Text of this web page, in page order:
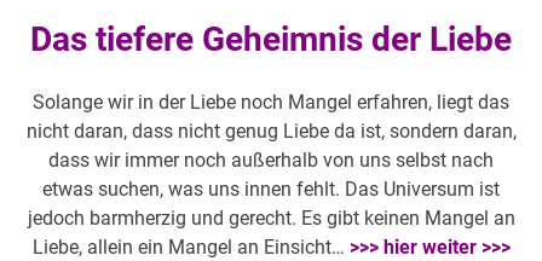
Das tiefere Geheimnis der Liebe
Solange wir in der Liebe noch Mangel erfahren, liegt das
nicht daran, dass nicht genug Liebe da ist, sondern daran,
dass wir immer noch außerhalb von uns selbst nach
etwas suchen, was uns innen fehlt. Das Universum ist
jedoch barmherzig und gerecht. Es gibt keinen Mangel an
Liebe, allein ein Mangel an Einsicht… >>> hier weiter >>>